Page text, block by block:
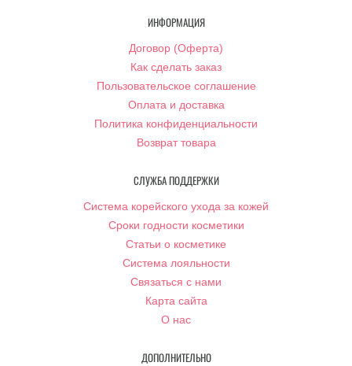
ИНФОРМАЦИЯ
Договор (Оферта)
Как сделать заказ
Пользовательское соглашение
Оплата и доставка
Политика конфиденциальности
Возврат товара
СЛУЖБА ПОДДЕРЖКИ
Система корейского ухода за кожей
Сроки годности косметики
Статьи о косметике
Система лояльности
Связаться с нами
Карта сайта
О нас
ДОПОЛНИТЕЛЬНО